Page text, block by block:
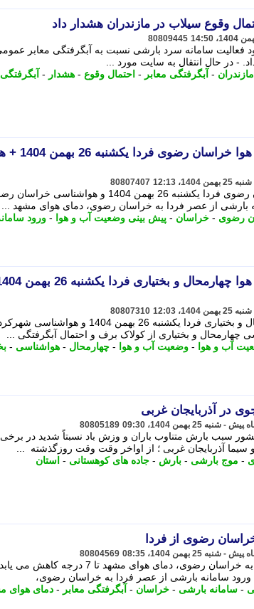
وقوع سیلاب در مازندران هشدار داد
80809445
فعالیت سامانه سرد بارشی نسبت به آبگرفتگی معابر
- در ﺣﺎل اﻧﺘﻘﺎل ﺑﻪ ﺳﺎﯾﺖ ﻣﻮرد ...
مازندران - آبگرفتگی معابر - احتمال وقوع - هشدار - آبگرفتگی
پیش بینی
80807407
بارشی از عصر فردا به خراسان رضوی، دمای هوای مشهد ...
رضوی - خراسان - پیش بینی وضعیت آب و هوا - ورود
80807310
و بختیاری از کولاک برف و احتمال آبگرفتگی ...
آب و هوا - وضعیت آب و هوا - چهارمحال - هواشناسی -
در آذربایجان غربی
80805189
سبب بارش متناوب باران و وزش باد نسبتاً شدید در برخی
آذربایجان غربی ؛ از اواخر وقت وقت روزگذشته ...
- موج بارشی - بارش - جاده های کوهستانی - استان
رضوی از فردا
80804569
با ورود سامانه بارشی از عصر فردا به خراسان
ورود سامانه بارشی از عصر فردا به خراسان رضوی،
- سامانه بارشی - خراسان - آبگرفتگی معابر - دمای هوای